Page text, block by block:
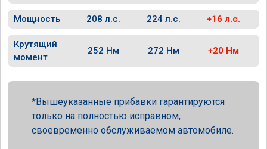
Мощность 208 л.с. 224 л.с. +16 л.с.
Крутящий
момент
252 Нм 272 Нм +20 Нм
Вышеуказанные прибавки гарантируются
только на полностью исправном,
своевременно обслуживаемом автомобиле.